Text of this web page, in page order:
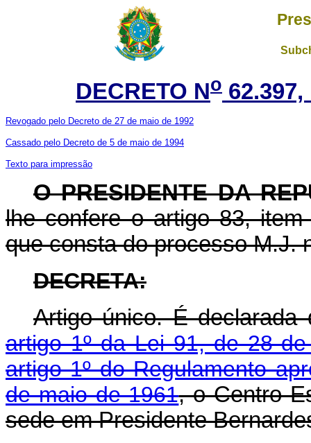
DECRETO No
Revogado pelo Decreto de 27 de maio de 1992
Cassado pelo Decreto de 5 de maio de 1994
Texto para impressão
O PRESIDENTE DA
lhe confere o artigo 83,
que consta do processo M.J.
DECRETA:
Artigo único. É declarada
artigo 1º da Lei 91, de 28
artigo 1º do Regulamento
de maio de 1961, o Centro
sede em Presidente